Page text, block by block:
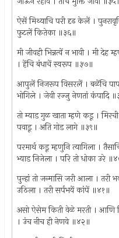
ऐसें मिथ्याचि परी दृढ केलें ।
फुटलें कितेका ॥३६॥
मी जीवही भिन्नत्वें न भावी । मी देह
। हेंचि बंधाचें स्वरूप ॥३७॥
आपुलें निजरूप विसरलें । बळेंचि
भोगिले । जेवी रज्जु नेणतां कंपादि
तो म्याड गुळ खाता म्हणे कडू ।
पवाडू । अति गोड लागे ॥३९॥
परमार्थ कडू म्हणुनि त्यागिला ।
भ्याड निजेला । परि तो धोका उरे
पुन्हां तो जन्मासि जरी आला ।
उठिला । तरी सर्पभयें कांपें ॥४१॥
असो ऐसेम किती वेळे मरती । आणि
। उंच नीच ही नेणवे ॥४२॥